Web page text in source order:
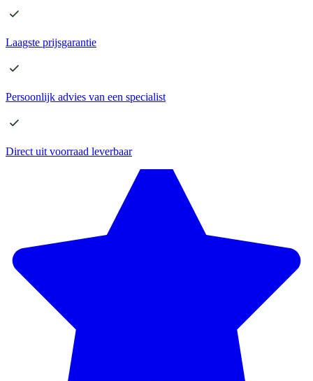
Laagste prijsgarantie
Persoonlijk advies van een specialist
Direct uit voorraad leverbaar